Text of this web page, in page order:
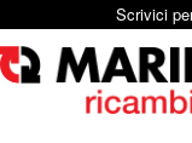
Salta al contenuto
Scrivici su